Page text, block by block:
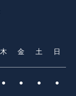
木 金 土 日
● ● ● ●